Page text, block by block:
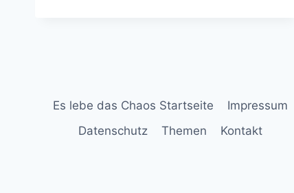
WIEDER
TIEFSCHWARZ
Es lebe das Chaos Startseite
Impressum
Datenschutz
Themen Kontakt